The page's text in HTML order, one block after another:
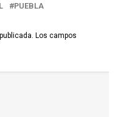
PUEBLA
Los campos